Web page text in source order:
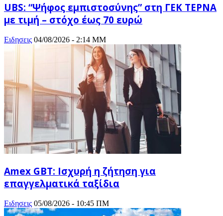
UBS: “Ψήφος εμπιστοσύνης” στη ΓΕΚ ΤΕΡΝΑ
με τιμή – στόχο έως 70 ευρώ
Ειδησεις 04/08/2026 - 2:14 ΜΜ
Amex GBT: Ισχυρή η ζήτηση για
επαγγελματικά ταξίδια
Ειδησεις 05/08/2026 - 10:45 ΠΜ